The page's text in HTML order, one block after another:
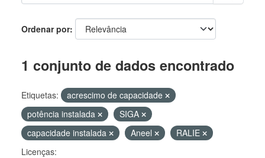
Ordenar por
1 conjunto de dados encontrado
Etiquetas:
acrescimo de capacidade
potência instalada
SIGA
capacidade instalada
Aneel
RALIE
Licenças: